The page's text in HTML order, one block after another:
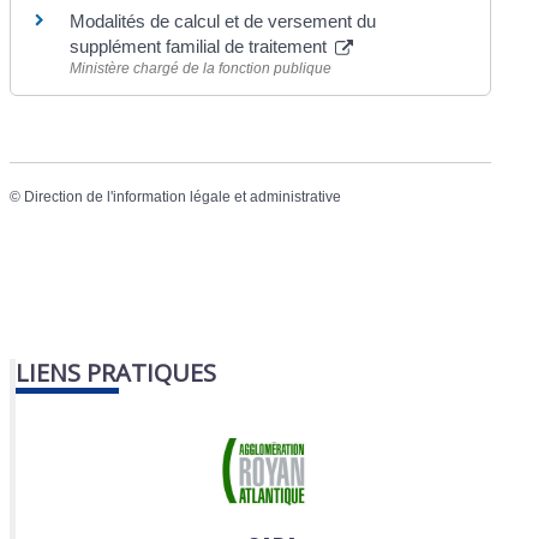
Modalités de calcul et de versement du
supplément familial de traitement
Ministère chargé de la fonction publique
© Direction de l'information légale et administrative
LIENS PRATIQUES